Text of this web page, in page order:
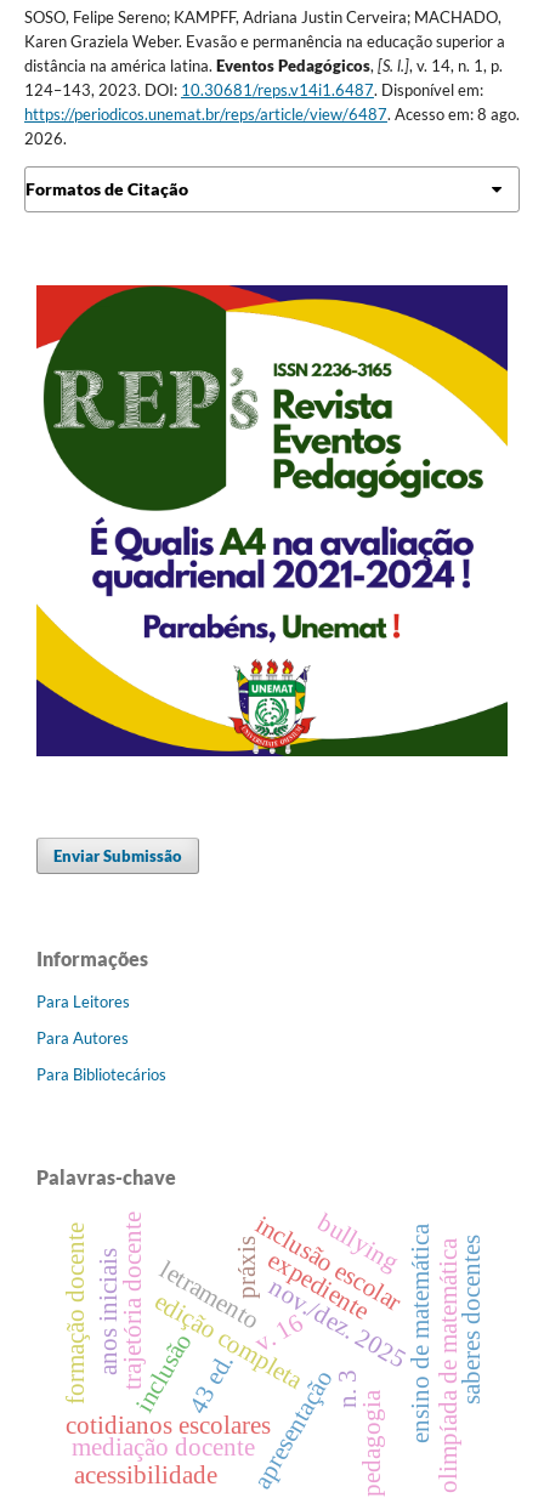
SOSO, Felipe Sereno; KAMPFF, Adriana Justin Cerveira; MACHADO,
Karen Graziela Weber. Evasão e permanência na educação superior a
distância na américa latina. Eventos Pedagógicos,[S. l.], v. 14, n. 1, p.
124–143, 2023. DOI: 10.30681/reps.v14i1.6487. Disponível em:
https://periodicos.unemat.br/reps/article/view/6487. Acesso em: 8 ago.
2026.
Formatos de Citação
Enviar Submissão
Informações
Para Leitores
Para Autores
Para Bibliotecários
Palavras-chave
edição completa
v. 16
n. 3
nov./dez. 2025
43 ed.
expediente
apresentação ensino de matemática
cotidianos escolares
trajetória docente olimpíada de matemática
mediação docente
inclusão escolar
inclusão
letramento
anos iniciais
formação docente práxis
pedagogia
saberes docentes
acessibilidade
bullying